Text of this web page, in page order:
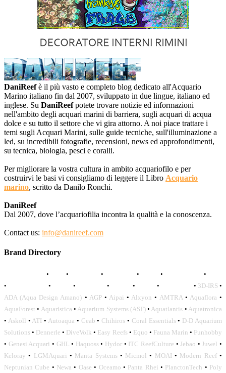
DaniReefè il più vasto e completo blog dedicato all'Acquario
Marino italiano fin dal 2007, sviluppato in due lingue, italiano ed
inglese. Su DaniReefpotete trovare notizie ed informazioni
nell'ambito degli acquari marini di barriera, sugli acquari di acqua
dolce e su tutto il settore che vi gira attorno. A noi piace trattare i
temi sugli Acquari Marini, sulle guide tecniche, sull'illuminazione a
led, su incredibili fotografie, recensioni, news ed approfondimenti,
su tecnica, biologia, pesci e coralli.
Per migliorare la vostra cultura in ambito acquariofilo e per
costruirvi le basi vi consigliamo di leggere il Libro Acquario
marino, scritto da Danilo Ronchi.
DaniReef
Dal 2007, dove l’acquariofilia incontra la qualità e la conoscenza.
Contact us: info@danireef.com
Brand Directory
• • • • • •
•
• • • • • • 3D-IRS •
ADA (Aqua Design Amano) • AGP• Aipai • Alxyon • AMTRA• Aquaflora •
AquaForest • Aquaristica • Aquarium Systems (ASF)• Aquatlantis • Aquatronica
• Askoll • ATI • Autoaqua • Ceab • Chihiros • Coral Essentials• D-D Aquarium
Solutions • Dennerle • DiveVolk • Easy Reefs• Equo • Fauna Marin • Funhobby
• Genesi Acquari • GHL • Haquoss• Hydor • ITC ReefCulture •Jebao •Juwel •
Keloray • LGMAquari • Manta Systems• Micmol • MOAI • Modern Reef•
Neptunian Cube • Newa • Oase • Oceamo • Panta Rhei • PlanctonTech • Poly